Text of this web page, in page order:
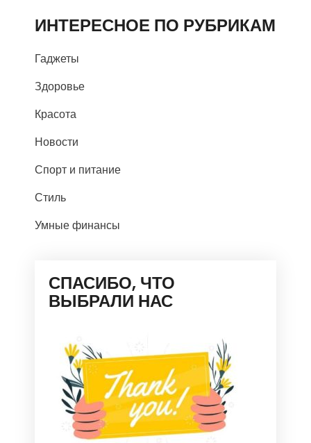
ИНТЕРЕСНОЕ ПО РУБРИКАМ
Гаджеты
Здоровье
Красота
Новости
Спорт и питание
Стиль
Умные финансы
СПАСИБО, ЧТО
ВЫБРАЛИ НАС